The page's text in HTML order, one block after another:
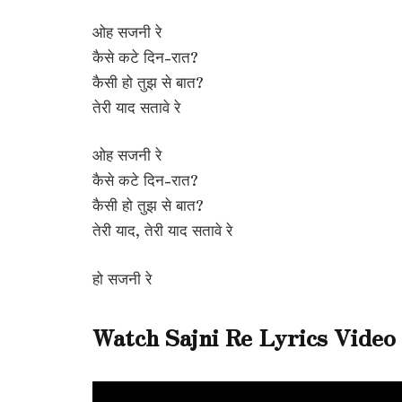
ओह सजनी रे
कैसे कटे दिन-रात?
कैसी हो तुझ से बात?
तेरी याद सतावे रे
ओह सजनी रे
कैसे कटे दिन-रात?
कैसी हो तुझ से बात?
तेरी याद, तेरी याद सतावे रे
हो सजनी रे
Watch Sajni Re Lyrics Video